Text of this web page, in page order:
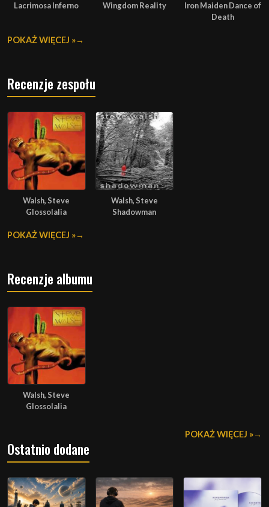
Lacrimosa Inferno Wingdom Reality
Iron Maiden Dance of
Death
POKAŻ WIĘCEJ »
Recenzje zespołu
Walsh, Steve
Glossolalia
Walsh, Steve
Shadowman
POKAŻ WIĘCEJ »
Recenzje albumu
Walsh, Steve
Glossolalia
POKAŻ WIĘCEJ »
Ostatnio dodane